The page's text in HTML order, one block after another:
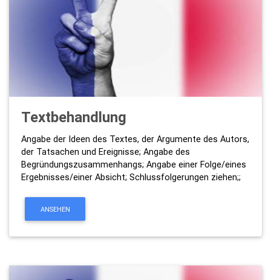
Textbehandlung
Angabe der Ideen des Textes, der Argumente des Autors,
der Tatsachen und Ereignisse; Angabe des
Begründungszusammenhangs; Angabe einer Folge/eines
Ergebnisses/einer Absicht; Schlussfolgerungen ziehen;;
ANSEHEN